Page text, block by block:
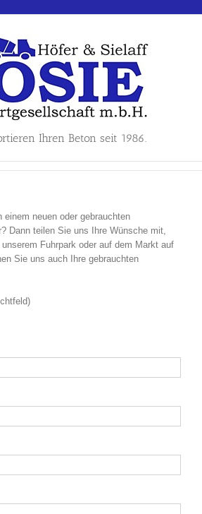
Ihren Beton seit 1986.
einem neuen oder gebrauchten
Dann teilen Sie uns Ihre Wünsche mit,
Fuhrpark oder auf dem Markt auf
Sie uns auch Ihre gebrauchten